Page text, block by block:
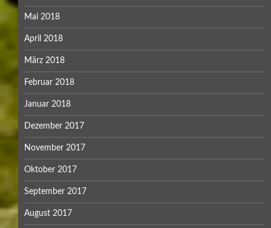
Mai 2018
April 2018
März 2018
Februar 2018
Januar 2018
Dezember 2017
November 2017
Oktober 2017
September 2017
August 2017